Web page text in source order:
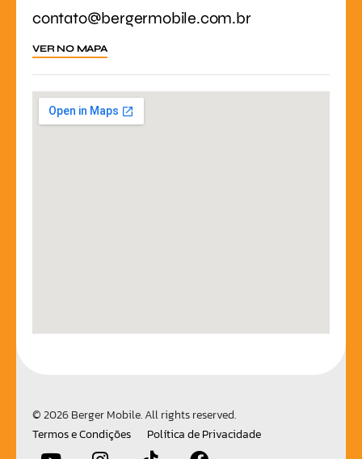
contato@bergermobile.com.br
VER NO MAPA
© 2026 Berger Mobile. All rights reserved.
Termos e Condições
Política de Privacidade